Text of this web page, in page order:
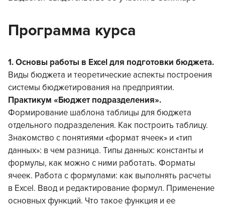
Программа курса
1. Основы работы в Excel для подготовки бюджета.
Виды бюджета и теоретические аспекты построения
системы бюджетирования на предприятии.
Практикум «Бюджет подразделения».
Формирование шаблона таблицы для бюджета
отдельного подразделения. Как построить таблицу.
Знакомство с понятиями «формат ячеек» и «тип
данных»: в чем разница. Типы данных: константы и
формулы, как можно с ними работать. Форматы
ячеек. Работа с формулами: как выполнять расчеты
в Excel. Ввод и редактирование формул. Применение
основных функций. Что такое функция и ее